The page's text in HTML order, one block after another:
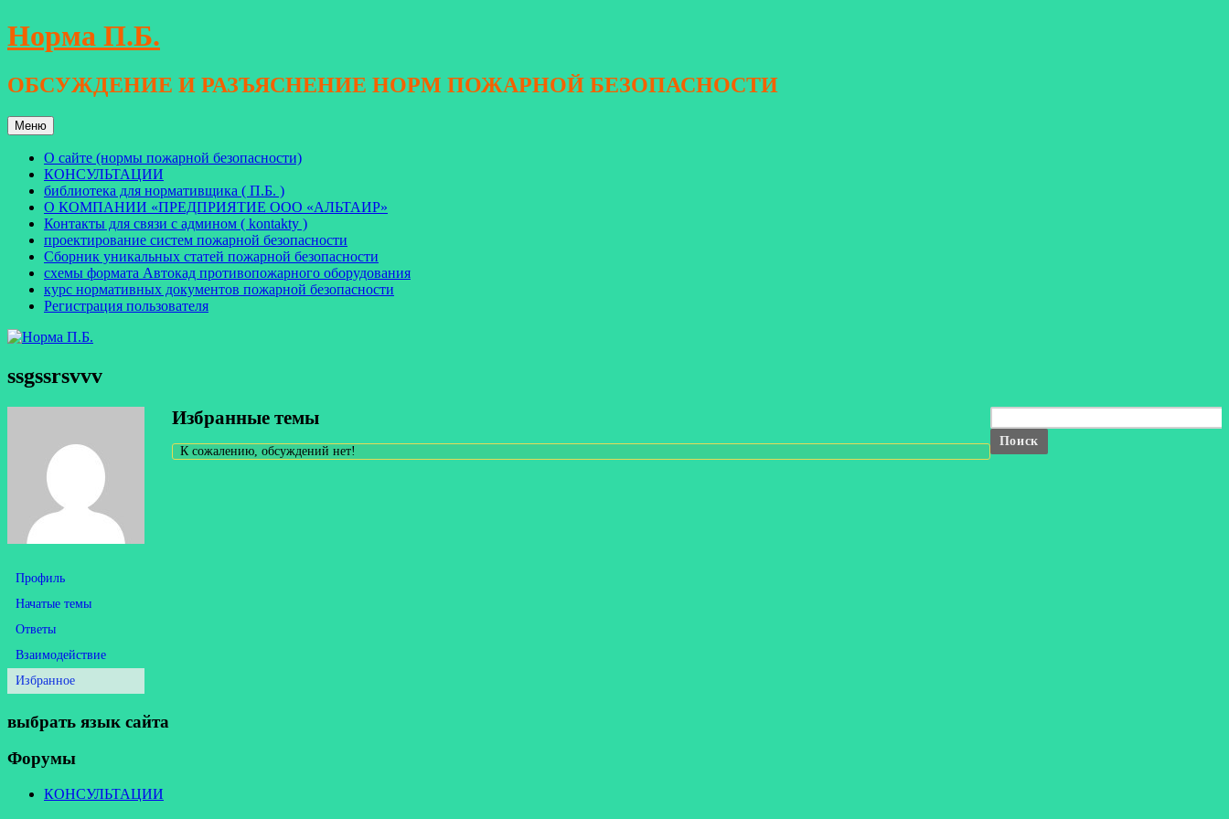
Перейти
к
Норма П.Б.
ОБСУЖДЕНИЕ И РАЗЪЯСНЕНИЕ НОРМ ПОЖАРНОЙ БЕЗОПАСНОСТИ
Меню
О сайте (нормы пожарной безопасности)
КОНСУЛЬТАЦИИ
библиотека для нормативщика ( П.Б. )
О КОМПАНИИ «ПРЕДПРИЯТИЕ ООО «АЛЬТАИР»
Контакты для связи с админом ( kontakty )
проектирование систем пожарной безопасности
Сборник уникальных статей пожарной безопасности
схемы формата Автокад противопожарного оборудования
курс нормативных документов пожарной безопасности
Регистрация пользователя
ssgssrsvvv
Профиль
Начатые темы
Ответы
Взаимодействие
Избранное
Избранные темы
К сожалению, обсуждений нет!
выбрать язык сайта
Форумы
КОНСУЛЬТАЦИИ